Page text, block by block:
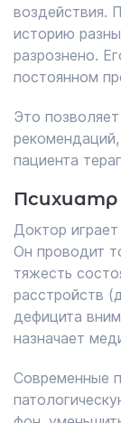
воздействия.
историю
разрознено.
постоянном
Это
пациента
Психиатр
Доктор
Он проводит
тяжесть
расстройств
дефицита
назначает
Современные